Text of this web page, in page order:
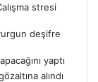
stresi
deşifre
yaptı
alındı